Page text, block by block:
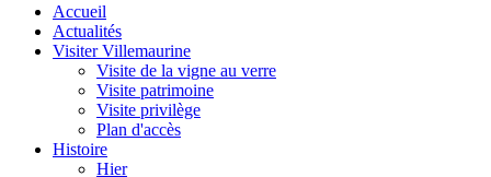
Accueil
Actualités
Visiter Villemaurine
Visite de la vigne au verre
Visite patrimoine
Visite privilège
Plan d'accès
Histoire
Hier